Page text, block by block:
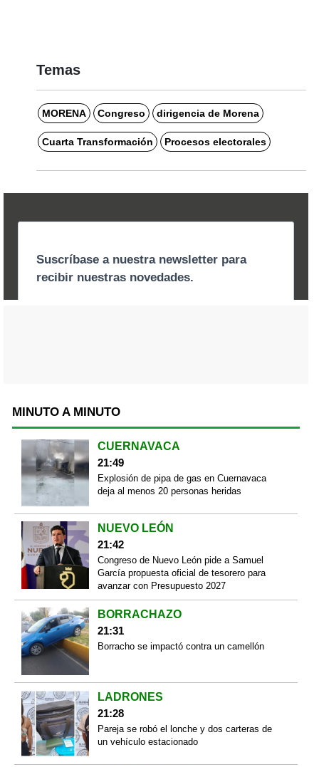
Temas
MORENA Congreso dirigencia de Morena
Cuarta Transformación Procesos electorales
MINUTO A MINUTO
CUERNAVACA
21:49
Explosión de pipa de gas en Cuernavaca
deja al menos 20 personas heridas
NUEVO LEÓN
21:42
Congreso de Nuevo León pide a Samuel
García propuesta oficial de tesorero para
avanzar con Presupuesto 2027
BORRACHAZO
21:31
Borracho se impactó contra un camellón
LADRONES
21:28
Pareja se robó el lonche y dos carteras de
un vehículo estacionado